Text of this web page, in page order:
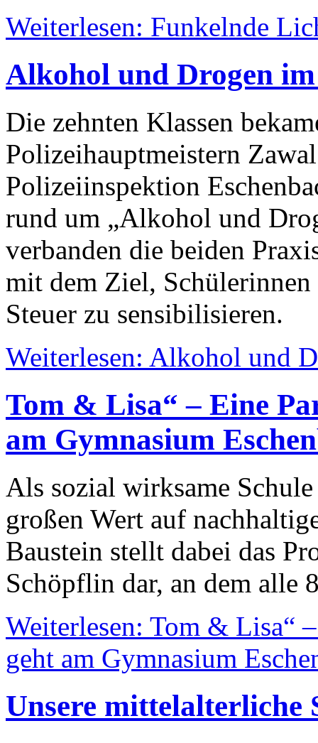
Weiterlesen: Funkelnde
Alkohol und Drogen
Die zehnten Klassen
Polizeihauptmeistern
Polizeiinspektion
rund um „Alkohol und
verbanden die beiden
mit dem Ziel,
Steuer zu sensibilisieren.
Weiterlesen: Alkohol und
Tom & Lisa“ – Eine
am Gymnasium
Als sozial wirksame
großen Wert auf
Baustein stellt dabei das
Schöpflin dar, an dem alle
Weiterlesen: Tom & Lisa“
geht am Gymnasium
Unsere mittelalterliche